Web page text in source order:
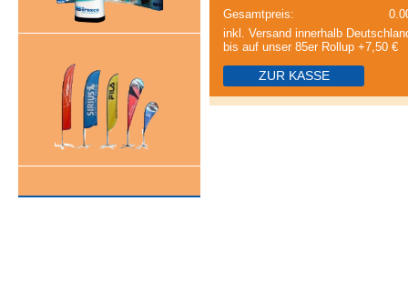
Gesamtpreis:
inkl. Versand innerhalb
bis auf unser 85er Rollup +7,50 €
ZUR KASSE